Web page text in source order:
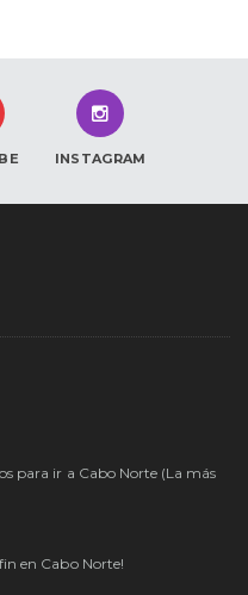
INSTAGRAM
para ir a Cabo Norte (La más
en Cabo Norte!